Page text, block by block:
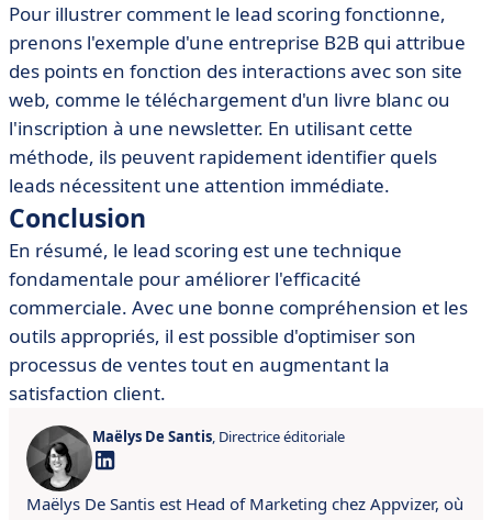
Pour illustrer comment le lead scoring fonctionne,
prenons l'exemple d'une entreprise B2B qui attribue
des points en fonction des interactions avec son site
web, comme le téléchargement d'un livre blanc ou
l'inscription à une newsletter. En utilisant cette
méthode, ils peuvent rapidement identifier quels
leads nécessitent une attention immédiate.
Conclusion
En résumé, le lead scoring est une technique
fondamentale pour améliorer l'efficacité
commerciale. Avec une bonne compréhension et les
outils appropriés, il est possible d'optimiser son
processus de ventes tout en augmentant la
satisfaction client.
Maëlys De Santis, Directrice éditoriale
Maëlys De Santis est Head of Marketing chez Appvizer, où